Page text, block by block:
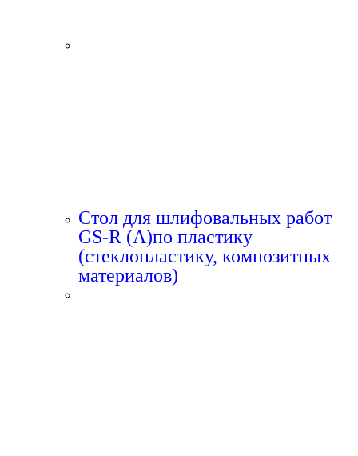
Стол для шлифовальных работ
GS-R (A)по пластику
(стеклопластику, композитных
материалов)